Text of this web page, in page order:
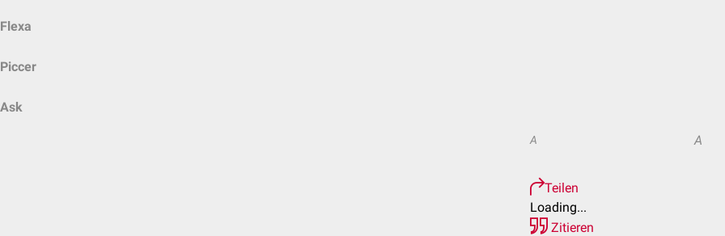
Flexa
Piccer
Ask
A A
Teilen
Loading...
Zitieren